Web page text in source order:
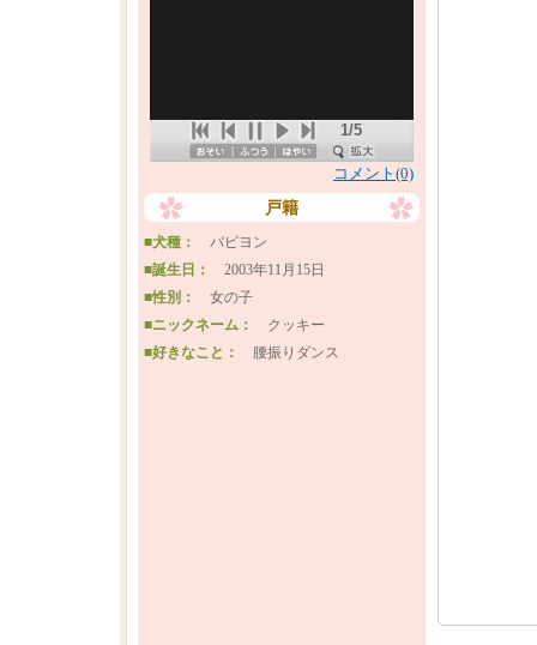
1/5
コメント(0)
戸籍
■犬種： パピヨン
■誕生日： 2003年11月15日
■性別： 女の子
■ニックネーム： クッキー
■好きなこと：
腰振りダンス